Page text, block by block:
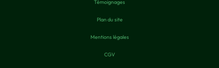
Témoignages
Plan du site
Mentions légales
CGV